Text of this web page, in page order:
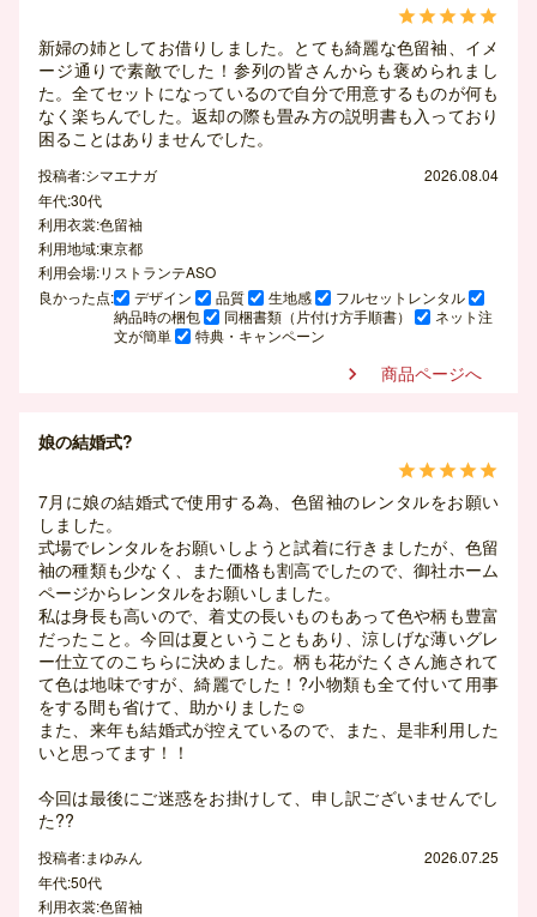

新婦の姉としてお借りしました。とても綺麗な色留袖、イメ
ージ通りで素敵でした！参列の皆さんからも褒められまし
た。全てセットになっているので自分で用意するものが何も
なく楽ちんでした。返却の際も畳み方の説明書も入っており
困ることはありませんでした。
投稿者:シマエナガ
2026.08.04
年代:30代
利用衣裳:色留袖
利用地域:東京都
利用会場:リストランテASO
良かった点:
デザイン 品質 生地感
フルセットレンタル
納品時の梱包
同梱書類（片付け方手順書）
ネット注
文が簡単
特典・キャンペーン
 商品ページへ
娘の結婚式?

7月に娘の結婚式で使用する為、色留袖のレンタルをお願い
しました。
式場でレンタルをお願いしようと試着に行きましたが、色留
袖の種類も少なく、また価格も割高でしたので、御社ホーム
ページからレンタルをお願いしました。
私は身長も高いので、着丈の長いものもあって色や柄も豊富
だったこと。今回は夏ということもあり、涼しげな薄いグレ
ー仕立てのこちらに決めました。柄も花がたくさん施されて
て色は地味ですが、綺麗でした！?小物類も全て付いて用事
をする間も省けて、助かりました☺️
また、来年も結婚式が控えているので、また、是非利用した
いと思ってます！！
今回は最後にご迷惑をお掛けして、申し訳ございませんでし
た??
投稿者:まゆみん
2026.07.25
年代:50代
利用衣裳:色留袖